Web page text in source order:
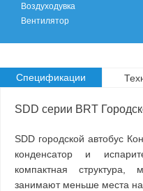
Воздуходувка
Вентилятор
Спецификации
SDD серии BRT
SDD городской автобус
конденсатор и
компактная
занимают меньше места на